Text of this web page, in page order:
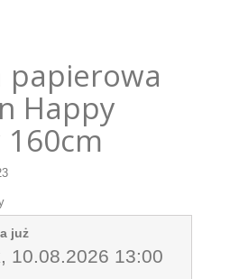
papierowa
Happy
już
10.08.2026 13:00